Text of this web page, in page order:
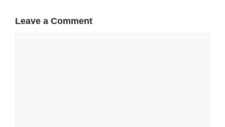
Leave a Comment